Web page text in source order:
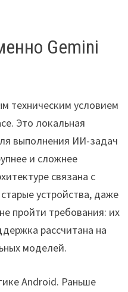
Gemini
техническим условием
Это локальная
выполнения ИИ-задач
и сложнее
связана с
устройства, даже
пройти требования: их
рассчитана на
моделей.
Android. Раньше